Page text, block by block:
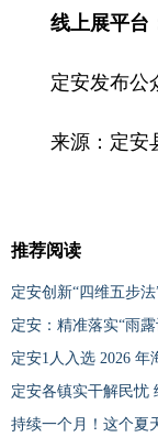
线上展平台
定安发布公
来源：定安县
推荐阅读
定安创新“四维五步
定安：精准落实“雨
定安1人入选 2026 年
定安各镇实干解民忧
持续一个月！这个夏